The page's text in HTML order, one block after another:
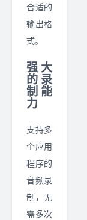
合适的
输出格
式。
强大
的录
制能
力
支持多
个应用
程序的
音频录
制，无
需多次